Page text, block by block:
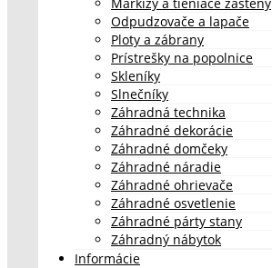
Odpudzovače a lapače
Ploty a zábrany
Prístrešky na popolnice
Skleníky
Slnečníky
Záhradná technika
Záhradné dekorácie
Záhradné domčeky
Záhradné náradie
Záhradné ohrievače
Záhradné osvetlenie
Záhradné párty stany
Záhradný nábytok
Informácie